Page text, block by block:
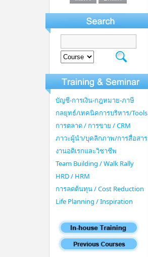
บัญชี-การเงิน-กฎหมาย-ภาษี
กลยุทธ์/เทคนิคการบริหาร/Tools
การตลาด / การขาย / CRM
ภาวะผู้นำ/บุคลิกภาพ/การสื่อสาร
งานอดิเรกและวิชาชีพ
Team Building / Walk Rally
HRD / HRM
การลดต้นทุน / Cost Reduction
Life Planning / Inspiration